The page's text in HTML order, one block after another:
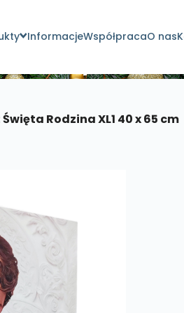
InformacjeWspółpracaO nas
Rodzina XL1 40 x 65 cm